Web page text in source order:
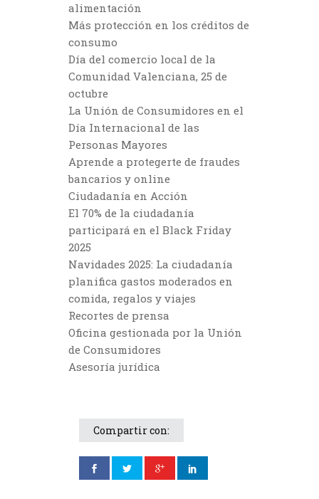
alimentación
Más protección en los créditos de
consumo
Día del comercio local de la
Comunidad Valenciana, 25 de
octubre
La Unión de Consumidores en el
Día Internacional de las
Personas Mayores
Aprende a protegerte de fraudes
bancarios y online
Ciudadanía en Acción
El 70% de la ciudadanía
participará en el Black Friday
2025
Navidades 2025: La ciudadanía
planifica gastos moderados en
comida, regalos y viajes
Recortes de prensa
Oficina gestionada por la Unión
de Consumidores
Asesoría jurídica
Compartir con: